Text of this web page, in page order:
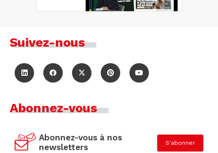
Suivez-nous
Abonnez-vous
Abonnez-vous à nos
newsletters
S'abonner